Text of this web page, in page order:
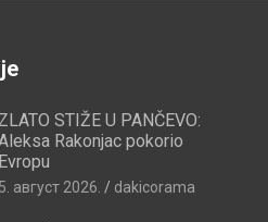
ZLATO STIŽE U PANČEVO:
Rakonjac pokorio
Evropu
5. август 2026. dakicorama